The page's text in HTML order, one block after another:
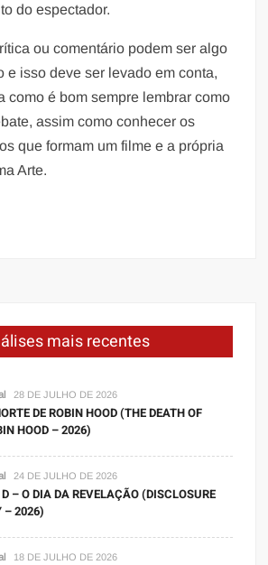
do espectador.
ou comentário podem ser algo
e isso deve ser levado em conta,
como é bom sempre lembrar como
assim como conhecer os
que formam um filme e a própria
Arte.
mais recentes
28 DE JULHO DE 2026
DE ROBIN HOOD (THE DEATH OF
HOOD – 2026)
24 DE JULHO DE 2026
– O DIA DA REVELAÇÃO (DISCLOSURE
– 2026)
18 DE JULHO DE 2026